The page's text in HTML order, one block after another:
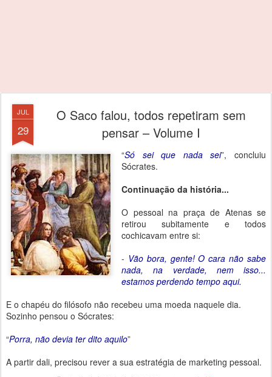
JUL
29
O Saco falou, todos repetiram sem
pensar – Volume I
“Só sei que nada sei”, concluiu
Sócrates.
Continuação da história...
O pessoal na praça de Atenas se
retirou subitamente e todos
cochicavam entre si:
- Vão bora, gente! O cara não sabe
nada, na verdade, nem isso...
estamos perdendo tempo aqui.
E o chapéu do filósofo não recebeu uma moeda naquele dia.
Sozinho pensou o Sócrates:
“Porra, não devia ter dito aquilo”
A partir dali, precisou rever a sua estratégia de marketing pessoal.